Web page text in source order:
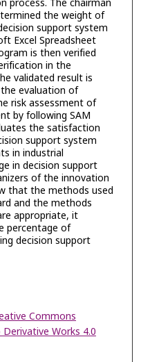
the weight of
support system
Excel Spreadsheet
is then verified
in the
validated result is
evaluation of
risk assessment of
by following SAM
the satisfaction
support system
in industrial
in decision support
of the innovation
that the methods used
and the methods
appropriate, it
percentage of
decision support
Commons
Works 4.0